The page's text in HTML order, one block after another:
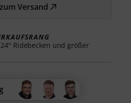
Versand
Ridebecken und größer